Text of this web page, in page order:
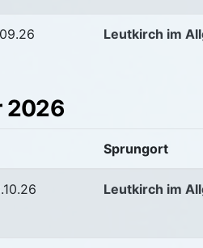
Leutkirch im
2026
Sprungort
Leutkirch im